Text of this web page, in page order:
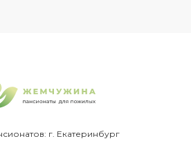
г. Екатеринбург